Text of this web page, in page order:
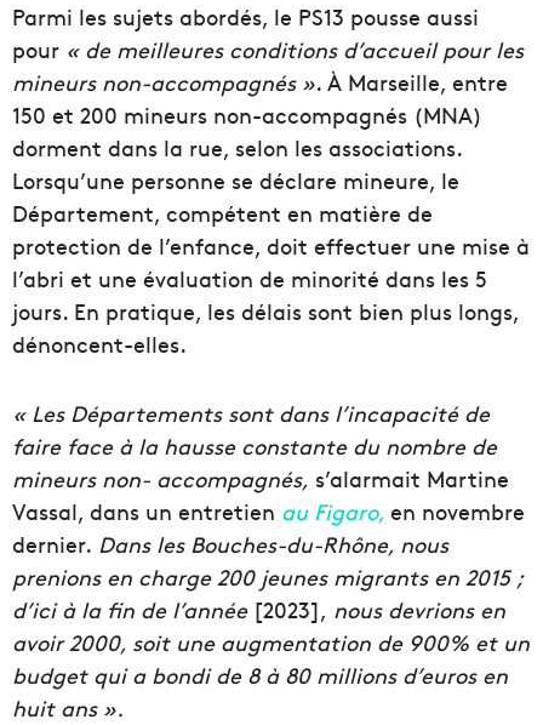
Parmi les sujets abordés, le PS13 pousse aussi
pour « de meilleures conditions d’accueil pour les
mineurs non-accompagnés ». À Marseille, entre
150 et 200 mineurs non-accompagnés (MNA)
dorment dans la rue, selon les associations.
Lorsqu’une personne se déclare mineure, le
Département, compétent en matière de
protection de l’enfance, doit effectuer une mise à
l’abri et une évaluation de minorité dans les 5
jours. En pratique, les délais sont bien plus longs,
dénoncent-elles.
« Les Départements sont dans l’incapacité de
faire face à la hausse constante du nombre de
mineurs non- accompagnés, s’alarmait Martine
Vassal, dans un entretien au Figaro, en novembre
dernier. Dans les Bouches-du-Rhône, nous
prenions en charge 200 jeunes migrants en 2015 ;
d’ici à la fin de l’année [2023], nous devrions en
avoir 2000, soit une augmentation de 900% et un
budget qui a bondi de 8 à 80 millions d’euros en
huit ans ».